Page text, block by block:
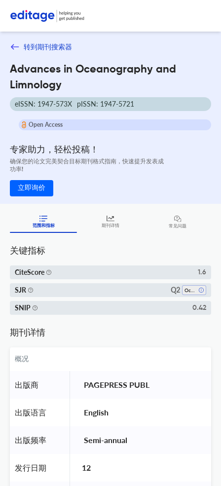
转到期刊搜索器
Advances in Oceanography and
Limnology
eISSN: 1947-573X pISSN: 1947-5721
Open Access
专家助力，轻松投稿！
确保您的论文完美契合目标期刊格式指南，快速提升发表成
功率!
立即询价
范围和指标 期刊详情 常见问题
关键指标
CiteScore 1.6
SJR Q2
SNIP 0.42
期刊详情
概况
出版商 PAGEPRESS PUBL
出版语言 English
出版频率 Semi-annual
发行日期 12